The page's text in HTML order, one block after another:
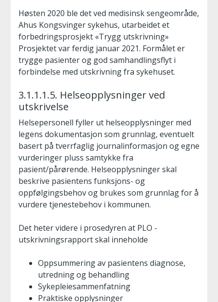
Høsten 2020 ble det ved medisinsk sengeområde,
Ahus Kongsvinger sykehus, utarbeidet et
forbedringsprosjekt «Trygg utskrivning»
Prosjektet var ferdig januar 2021. Formålet er
trygge pasienter og god samhandlingsflyt i
forbindelse med utskrivning fra sykehuset.
3.1.1.1.5. Helseopplysninger ved
utskrivelse
Helsepersonell fyller ut helseopplysninger med
legens dokumentasjon som grunnlag, eventuelt
basert på tverrfaglig journalinformasjon og egne
vurderinger pluss samtykke fra
pasient/pårørende. Helseopplysninger skal
beskrive pasientens funksjons- og
oppfølgingsbehov og brukes som grunnlag for å
vurdere tjenestebehov i kommunen.
Det heter videre i prosedyren at PLO -
utskrivningsrapport skal inneholde
Oppsummering av pasientens diagnose,
utredning og behandling
Sykepleiesammenfatning
Praktiske opplysninger